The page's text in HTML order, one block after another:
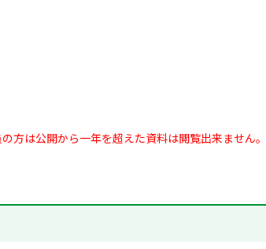
方は公開から一年を超えた資料は閲覧出来ません。